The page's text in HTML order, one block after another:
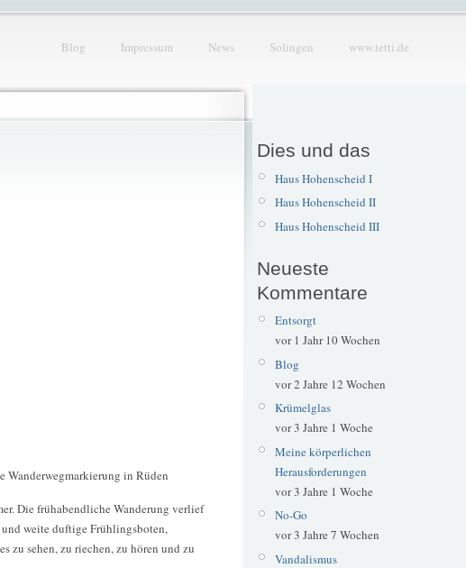
Blog Impressum News Solingen www.tetti.de
Wanderwegmarkierung in Rüden
Die frühabendliche Wanderung verlief
weite duftige Frühlingsboten,
zu sehen, zu riechen, zu hören und zu
Dies und das
Haus Hohenscheid I
Haus Hohenscheid II
Haus Hohenscheid III
Neueste
Kommentare
Entsorgt
vor 1 Jahr 10 Wochen
Blog
vor 2 Jahre 12 Wochen
Krümelglas
vor 3 Jahre 1 Woche
Meine körperlichen
Herausforderungen
vor 3 Jahre 1 Woche
No-Go
vor 3 Jahre 7 Wochen
Vandalismus